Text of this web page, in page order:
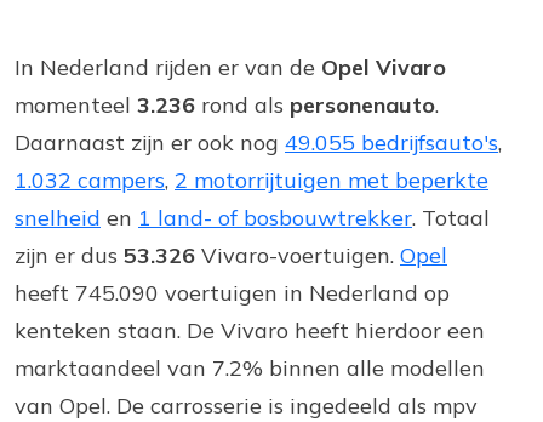
In Nederland rijden er van de Opel Vivaro
momenteel 3.236 rond als personenauto.
Daarnaast zijn er ook nog 49.055 bedrijfsauto's,
1.032 campers, 2 motorrijtuigen met beperkte
snelheid en 1 land- of bosbouwtrekker. Totaal
zijn er dus 53.326 Vivaro-voertuigen. Opel
heeft 745.090 voertuigen in Nederland op
kenteken staan. De Vivaro heeft hierdoor een
marktaandeel van 7.2% binnen alle modellen
van Opel. De carrosserie is ingedeeld als mpv